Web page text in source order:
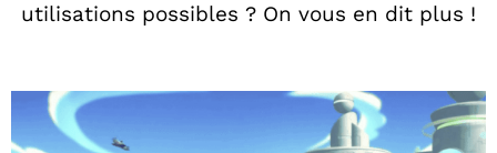
utilisations possibles ? On vous en dit plus !